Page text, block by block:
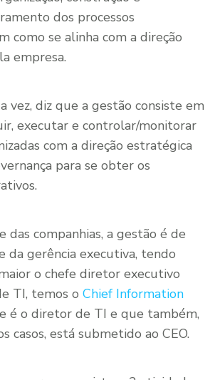
dos processos
como se alinha com a direção
empresa.
vez, diz que a gestão consiste em
executar e controlar/monitorar
com a direção estratégica
para se obter os
das companhias, a gestão é de
da gerência executiva, tendo
o chefe diretor executivo
TI, temos o Chief Information
é o diretor de TI e que também,
casos, está submetido ao CEO.